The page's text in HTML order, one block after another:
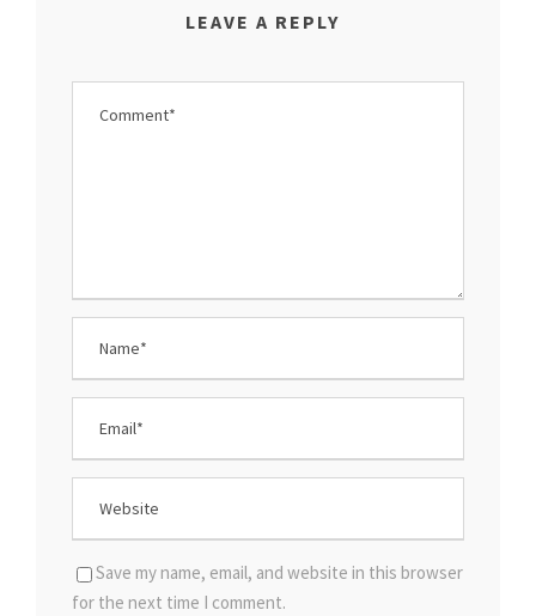
LEAVE A REPLY
Save my name, email, and website in this browser
for the next time I comment.